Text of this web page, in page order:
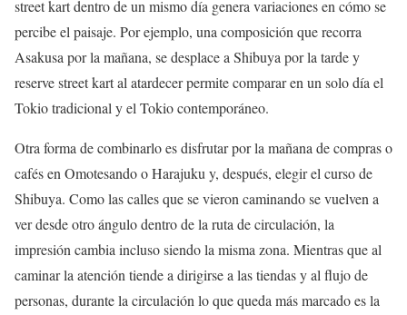
street kart dentro de un mismo día genera variaciones en cómo se
percibe el paisaje. Por ejemplo, una composición que recorra
Asakusa por la mañana, se desplace a Shibuya por la tarde y
reserve street kart al atardecer permite comparar en un solo día el
Tokio tradicional y el Tokio contemporáneo.
Otra forma de combinarlo es disfrutar por la mañana de compras o
cafés en Omotesando o Harajuku y, después, elegir el curso de
Shibuya. Como las calles que se vieron caminando se vuelven a
ver desde otro ángulo dentro de la ruta de circulación, la
impresión cambia incluso siendo la misma zona. Mientras que al
caminar la atención tiende a dirigirse a las tiendas y al flujo de
personas, durante la circulación lo que queda más marcado es la